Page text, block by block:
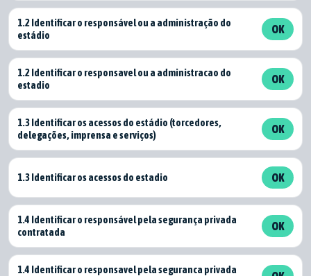
1.2 Identificar o responsável ou a administração do
estádio
OK
1.2 Identificar o responsavel ou a administracao do
estadio
OK
1.3 Identificar os acessos do estádio (torcedores,
delegações, imprensa e serviços)
OK
1.3 Identificar os acessos do estadio OK
1.4 Identificar o responsável pela segurança privada
contratada
OK
1.4 Identificar o responsavel pela seguranca privada